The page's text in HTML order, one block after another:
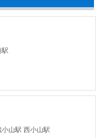
駅
山駅 西小山駅